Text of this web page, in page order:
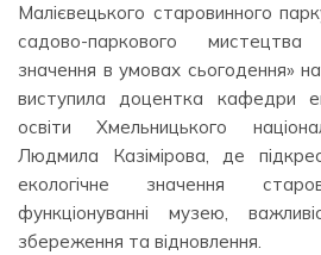
Малієвецького старовинного
садово-паркового мистецтва
значення в умовах сьогодення»
виступила доцентка кафедри
освіти Хмельницького
Людмила Казімірова, де
екологічне значення
функціонуванні музею,
збереження та відновлення.